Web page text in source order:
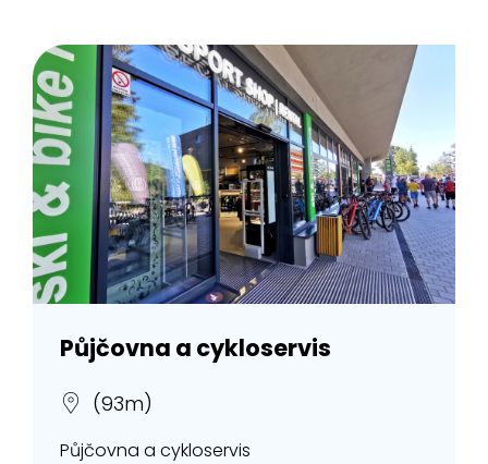
Půjčovna a cykloservis
(93m)
Půjčovna a cykloservis